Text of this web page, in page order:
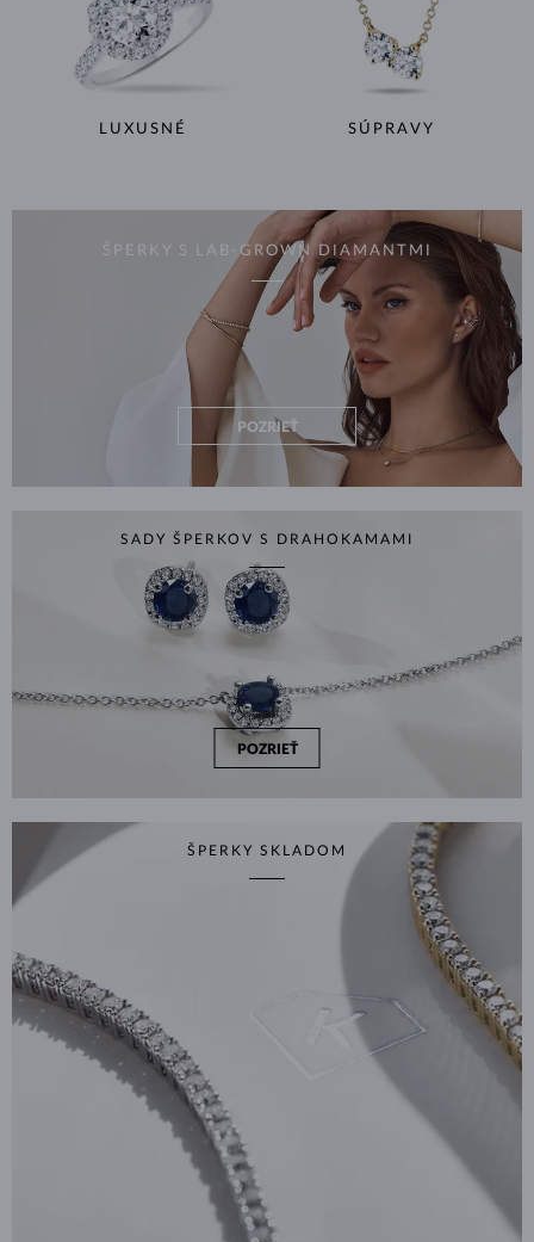
LUXUSNÉ SÚPRAVY
ŠPERKY S LAB-GROWN DIAMANTMI
POZRIEŤ
SADY ŠPERKOV S DRAHOKAMAMI
POZRIEŤ
ŠPERKY SKLADOM